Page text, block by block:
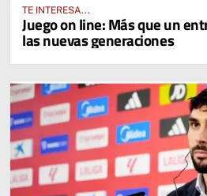
TE INTERESA...
Juego on line: Más que un
las nuevas generaciones